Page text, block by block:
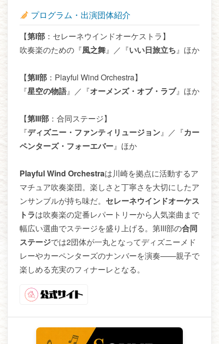
プログラム・出演団体紹介
【第I部 ：セレーネウインドオーケストラ】
吹奏楽のための『風之舞』／『いい日旅立ち』ほか
【第II部 ：Playful Wind Orchestra】
『星空の物語』／『オーメンズ・オブ・ラブ』ほか
【第III部 ：合同ステージ】
『ディズニー・ファンティリュージョン』／『カー
ペンターズ・フォーエバー』ほか
Playful Wind Orchestraは川崎を拠点に活動するア
マチュア吹奏楽団。楽しさと丁寧さを大切にしたア
ンサンブルが持ち味だ。 セレーネウインドオーケス
トラは吹奏楽の定番レパートリーから人気楽曲まで
幅広い選曲でステージを盛り上げる。第III部の合同
ステージでは2団体が一丸となってディズニーメド
レーやカーペンターズのナンバーを演奏——親子で
楽しめる充実のフィナーレとなる。